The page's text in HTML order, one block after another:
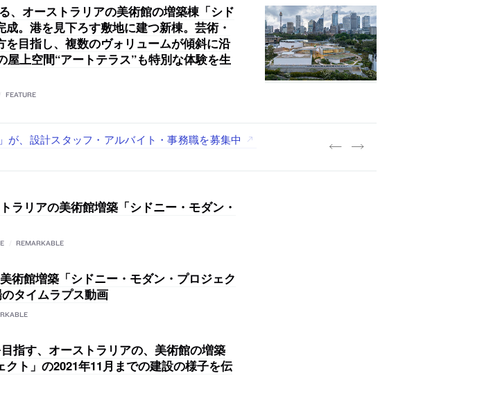
、オーストラリアの美術館の増築棟「シド
。港を見下ろす敷地に建つ新棟。芸術・
目指し、複数のヴォリュームが傾斜に沿
屋上空間“アートテラス”も特別な体験を生
FEATURE
モートワーク主体の働き方を実践する「株式会社つぎと」が、
) を募集中
で助け合う環境づくりも行う「E.A.S.T.architects」が、設計
、設計スタッフ・アルバイト・事務職を募集中
なデザイン”を志向する「PANDA：山本浩三建築設計事務所」
ラリアの美術館増築「シドニー・モダン・
REMARKABLE
術館増築「シドニー・モダン・プロジェク
タイムラプス動画
指す、オーストラリアの、美術館の増築
ト」の2021年11月までの建設の様子を伝